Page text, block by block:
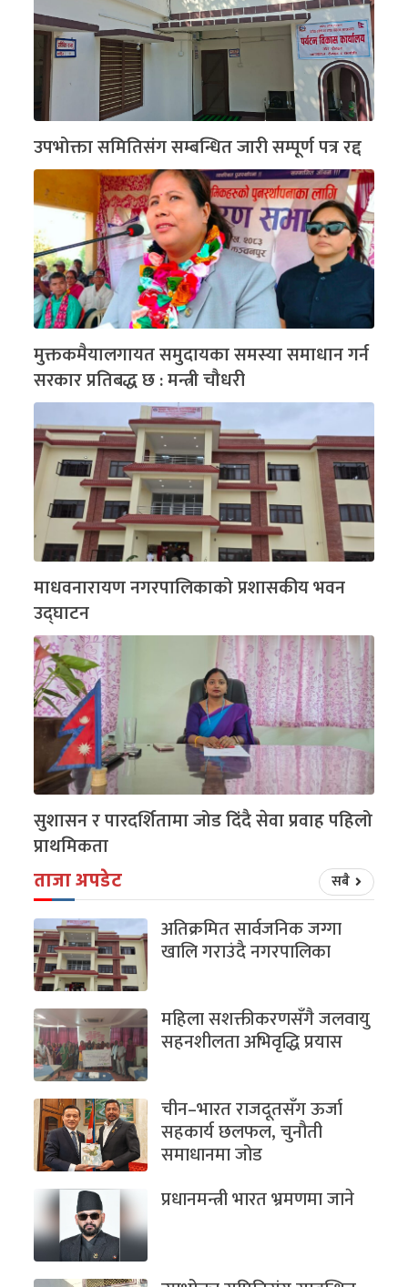
उपभोक्ता समितिसंग सम्बन्धित जारी सम्पूर्ण पत्र रद्द
मुक्तकमैयालगायत समुदायका समस्या समाधान गर्न
सरकार प्रतिबद्ध छ : मन्त्री चौधरी
माधवनारायण नगरपालिकाको प्रशासकीय भवन
उद्घाटन
सुशासन र पारदर्शितामा जोड दिंदै सेवा प्रवाह पहिलो
प्राथमिकता
ताजा अपडेट सबै
अतिक्रमित सार्वजनिक जग्गा
खालि गराउंदै नगरपालिका
महिला सशक्तीकरणसँगै जलवायु
सहनशीलता अभिवृद्धि प्रयास
चीन–भारत राजदूतसँग ऊर्जा
सहकार्य छलफल, चुनौती
समाधानमा जोड
प्रधानमन्त्री भारत भ्रमणमा जाने